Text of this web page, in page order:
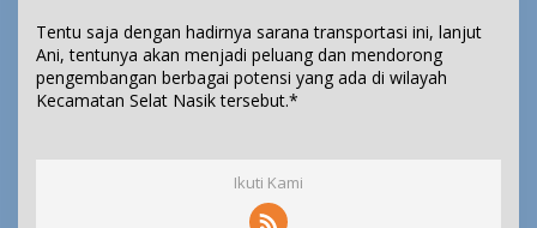
Tentu saja dengan hadirnya sarana transportasi ini, lanjut
Ani, tentunya akan menjadi peluang dan mendorong
pengembangan berbagai potensi yang ada di wilayah
Kecamatan Selat Nasik tersebut.*
Ikuti Kami